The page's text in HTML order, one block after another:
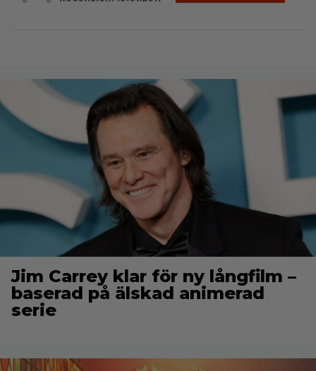
Jim Carrey klar för ny långfilm –
baserad på älskad animerad
serie